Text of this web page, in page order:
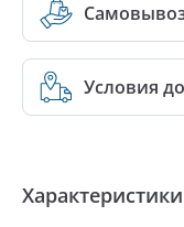
Условия